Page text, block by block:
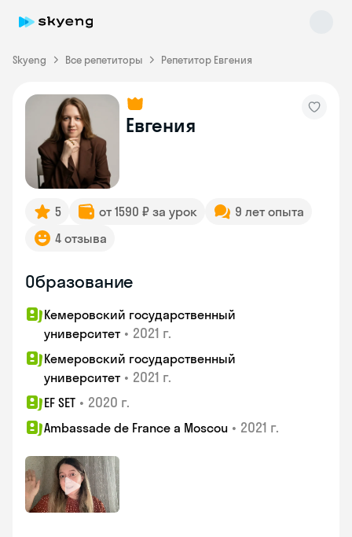
Skyeng Все репетиторы Репетитор Евгения
Евгения
5 от 1590 ₽ за урок
9 лет опыта
4 отзыва
Образование
Кемеровский государственный
университет • 2021 г.
Кемеровский государственный
университет • 2021 г.
EF SET • 2020 г.
Ambassade de France a Moscou • 2021 г.
Skyeng Chat
online